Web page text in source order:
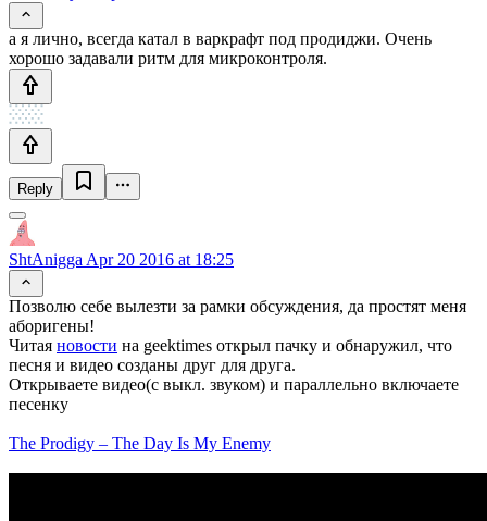
а я лично, всегда катал в варкрафт под продиджи. Очень
хорошо задавали ритм для микроконтроля.
Reply
ShtAnigga Apr 20 2016 at 18:25
Позволю себе вылезти за рамки обсуждения, да простят меня
аборигены!
Читая новости на geektimes открыл пачку и обнаружил, что
песня и видео созданы друг для друга.
Открываете видео(с выкл. звуком) и параллельно включаете
песенку
The Prodigy – The Day Is My Enemy